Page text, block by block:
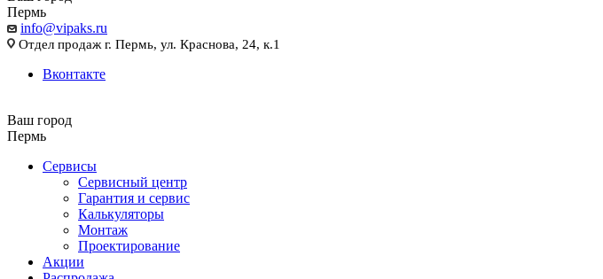
Пермь
info@vipaks.ru
Отдел продаж г. Пермь, ул. Краснова, 24, к.1
Вконтакте
Ваш город
Пермь
Сервисы
Сервисный центр
Гарантия и сервис
Калькуляторы
Монтаж
Проектирование
Акции